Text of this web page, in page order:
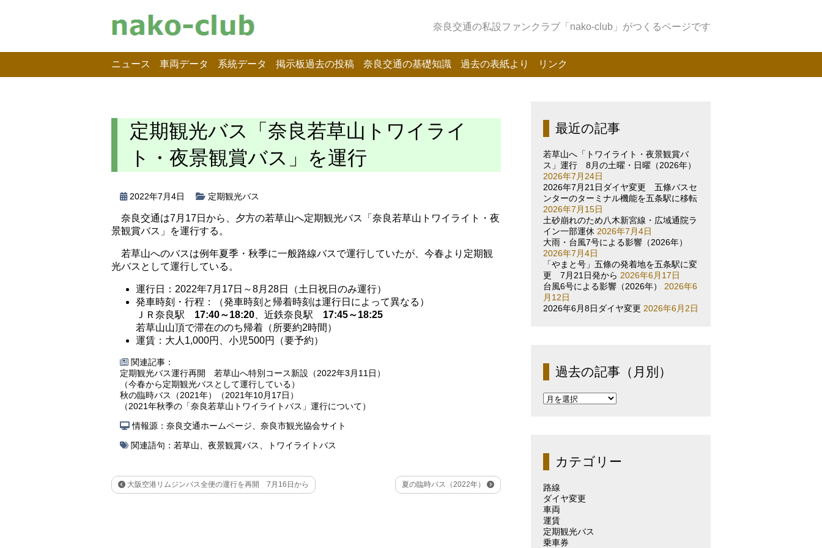
奈良交通の私設ファンクラブ「nako-club」がつくるページです
ニュース 車両データ 系統データ 掲示板過去の投稿 奈良交通の基礎知識 過去の表紙より リンク
定期観光バス「奈良若草山トワイライ
ト・夜景観賞バス」を運行
2022年7月4日 定期観光バス
奈良交通は7月17日から、夕方の若草山へ定期観光バス「奈良若草山トワイライト・夜
景観賞バス」を運行する。
若草山へのバスは例年夏季・秋季に一般路線バスで運行していたが、今春より定期観
光バスとして運行している。
運行日：2022年7月17日～8月28日（土日祝日のみ運行）
発車時刻・行程：（発車時刻と帰着時刻は運行日によって異なる）
ＪＲ奈良駅 17:40～18:20 、近鉄奈良駅 17:45～18:25
若草山山頂で滞在ののち帰着（所要約2時間）
運賃：大人1,000円、小児500円（要予約）
関連記事：
定期観光バス運行再開 若草山へ特別コース新設（2022年3月11日）
（今春から定期観光バスとして運行している）
秋の臨時バス（2021年）（2021年10月17日）
（2021年秋季の「奈良若草山トワイライトバス」運行について）
情報源：奈良交通ホームページ、奈良市観光協会サイト
関連語句： 若草山 夜景観賞バス トワイライトバス
大阪空港リムジンバス全便の運行を再開 7月16日から 夏の臨時バス（2022年）
最近の記事
若草山へ「トワイライト・夜景観賞バ
ス」運行 8月の土曜・日曜（2026年）
2026年7月24日
2026年7月21日ダイヤ変更 五條バスセ
ンターのターミナル機能を五条駅に移転
2026年7月15日
土砂崩れのため八木新宮線・広域通院ラ
イン一部運休 2026年7月4日
大雨・台風7号による影響（2026年）
2026年7月4日
「やまと号」五條の発着地を五条駅に変
更 7月21日発から 2026年6月17日
台風6号による影響（2026年）
2026年6
月12日
2026年6月8日ダイヤ変更 2026年6月2日
過去の記事（月別）
過
（月
別）カテゴリー
路線
ダイヤ変更
車両
運賃
定期観光バス
乗車券